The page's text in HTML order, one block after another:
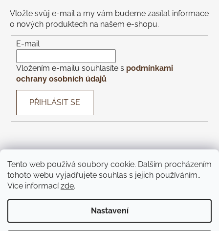
Tento web používá soubory cookie. Dalším procházením
tohoto webu vyjadřujete souhlas s jejich používáním..
Více informacízde.
Nastavení
Vložte svůj e-mail a my vám budeme zasílat informace
o nových produktech na našem e-shopu.
E-mail
Vložením e-mailu souhlasíte s podmínkami
ochrany osobních údajů
PŘIHLÁSIT SE
Con Gusto Con Gusto Catering KOREK Wines Piazza
Monte Bú Pivnice U Čápa